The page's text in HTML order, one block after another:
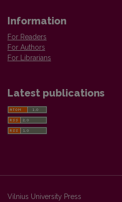
Information
For Readers
For Authors
For Librarians
Latest publications
Vilnius University Press